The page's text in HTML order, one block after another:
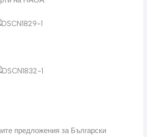
предложения за Български